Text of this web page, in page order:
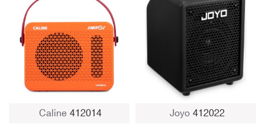
Caline412014 Joyo412022